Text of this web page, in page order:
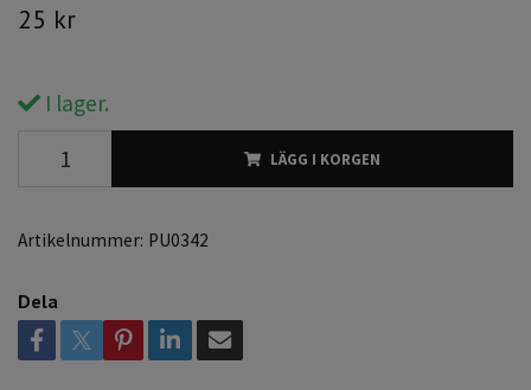
25 kr
I lager.
LÄGG I KORGEN
Artikelnummer: PU0342
Dela